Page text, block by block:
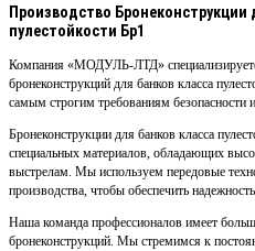
Производство Бронеконструкции
пулестойкости Бр1
Компания «МОДУЛЬ-ЛТД»
бронеконструкций для банков класса
самым строгим требованиям безопасности
Бронеконструкции для банков класса
специальных материалов, обладающих
выстрелам. Мы используем передовые
производства, чтобы обеспечить
Наша команда профессионалов имеет
бронеконструкций. Мы стремимся к